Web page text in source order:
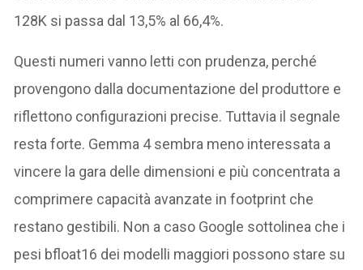
128K si passa dal 13,5% al 66,4%.
Questi numeri vanno letti con prudenza, perché
provengono dalla documentazione del produttore e
riflettono configurazioni precise. Tuttavia il segnale
resta forte. Gemma 4 sembra meno interessata a
vincere la gara delle dimensioni e più concentrata a
comprimere capacità avanzate in footprint che
restano gestibili. Non a caso Google sottolinea che i
pesi bfloat16 dei modelli maggiori possono stare su